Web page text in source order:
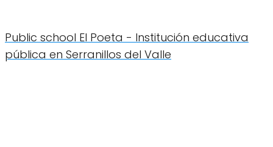
Public school El Poeta - Institución educativa
pública en Serranillos del Valle